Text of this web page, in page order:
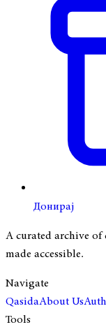
Донирај
A curated archive of
made accessible.
Navigate
QasidaAbout Us
Tools